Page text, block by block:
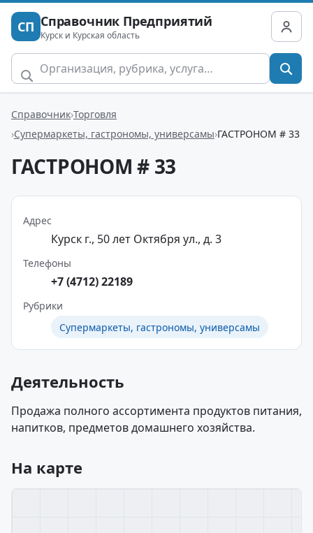
СП Справочник Предприятий
Курск и Курская область
Справочник Торговля
Супермаркеты, гастрономы, универсамы ГАСТРОНОМ # 33
ГАСТРОНОМ # 33
Адрес
Курск г., 50 лет Октября ул., д. 3
Телефоны
+7 (4712) 22189
Рубрики
Супермаркеты, гастрономы, универсамы
Деятельность
Продажа полного ассортимента продуктов питания,
напитков, предметов домашнего хозяйства.
На карте